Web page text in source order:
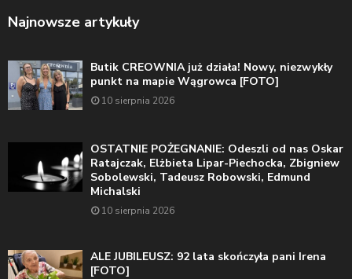
Najnowsze artykuły
Butik CREOWNIA już działa! Nowy, niezwykły
punkt na mapie Wągrowca [FOTO]
10 sierpnia 2026
OSTATNIE POŻEGNANIE: Odeszli od nas Oskar
Ratajczak, Elżbieta Lipar-Piechocka, Zbigniew
Sobolewski, Tadeusz Robowski, Edmund
Michalski
10 sierpnia 2026
ALE JUBILEUSZ: 92 lata skończyła pani Irena
[FOTO]